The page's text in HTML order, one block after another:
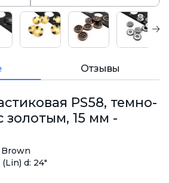
Отзывы
PS58, темно-
золотым, 15 мм -
Brown
d: 24"